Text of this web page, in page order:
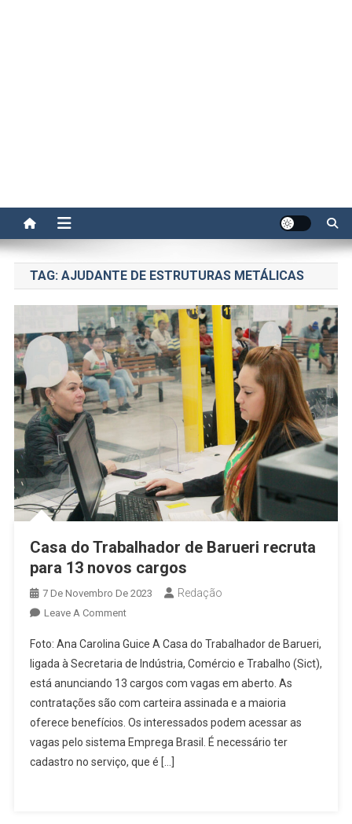
TAG: AJUDANTE DE ESTRUTURAS METÁLICAS
Casa do Trabalhador de Barueri recruta
para 13 novos cargos
7 De Novembro De 2023 Redação
Leave A CommentOn
Do
Trabalhador
De
Barueri
Recruta
Para
Foto: Ana Carolina Guice A Casa do Trabalhador de Barueri,
ligada à Secretaria de Indústria, Comércio e Trabalho (Sict),
está anunciando 13 cargos com vagas em aberto. As
contratações são com carteira assinada e a maioria
oferece benefícios. Os interessados podem acessar as
vagas pelo sistema Emprega Brasil. É necessário ter
cadastro no serviço, que é […]